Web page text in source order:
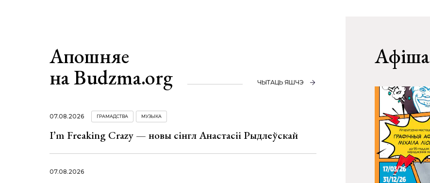
Апошняе
на Budzma.org
ЧЫТАЦЬ ЯШЧЭ
07.08.2026 ГРАМАДСТВА МУЗЫКА
I’m Freaking Crazy — новы сінгл Анастасіі Рыдлеўскай
07.08.2026
Афіша